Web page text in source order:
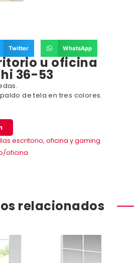
Twitter WhatsApp
u oficina
36-53
de tela en tres colores.
escritorio, oficina y gaming
oficina
relacionados